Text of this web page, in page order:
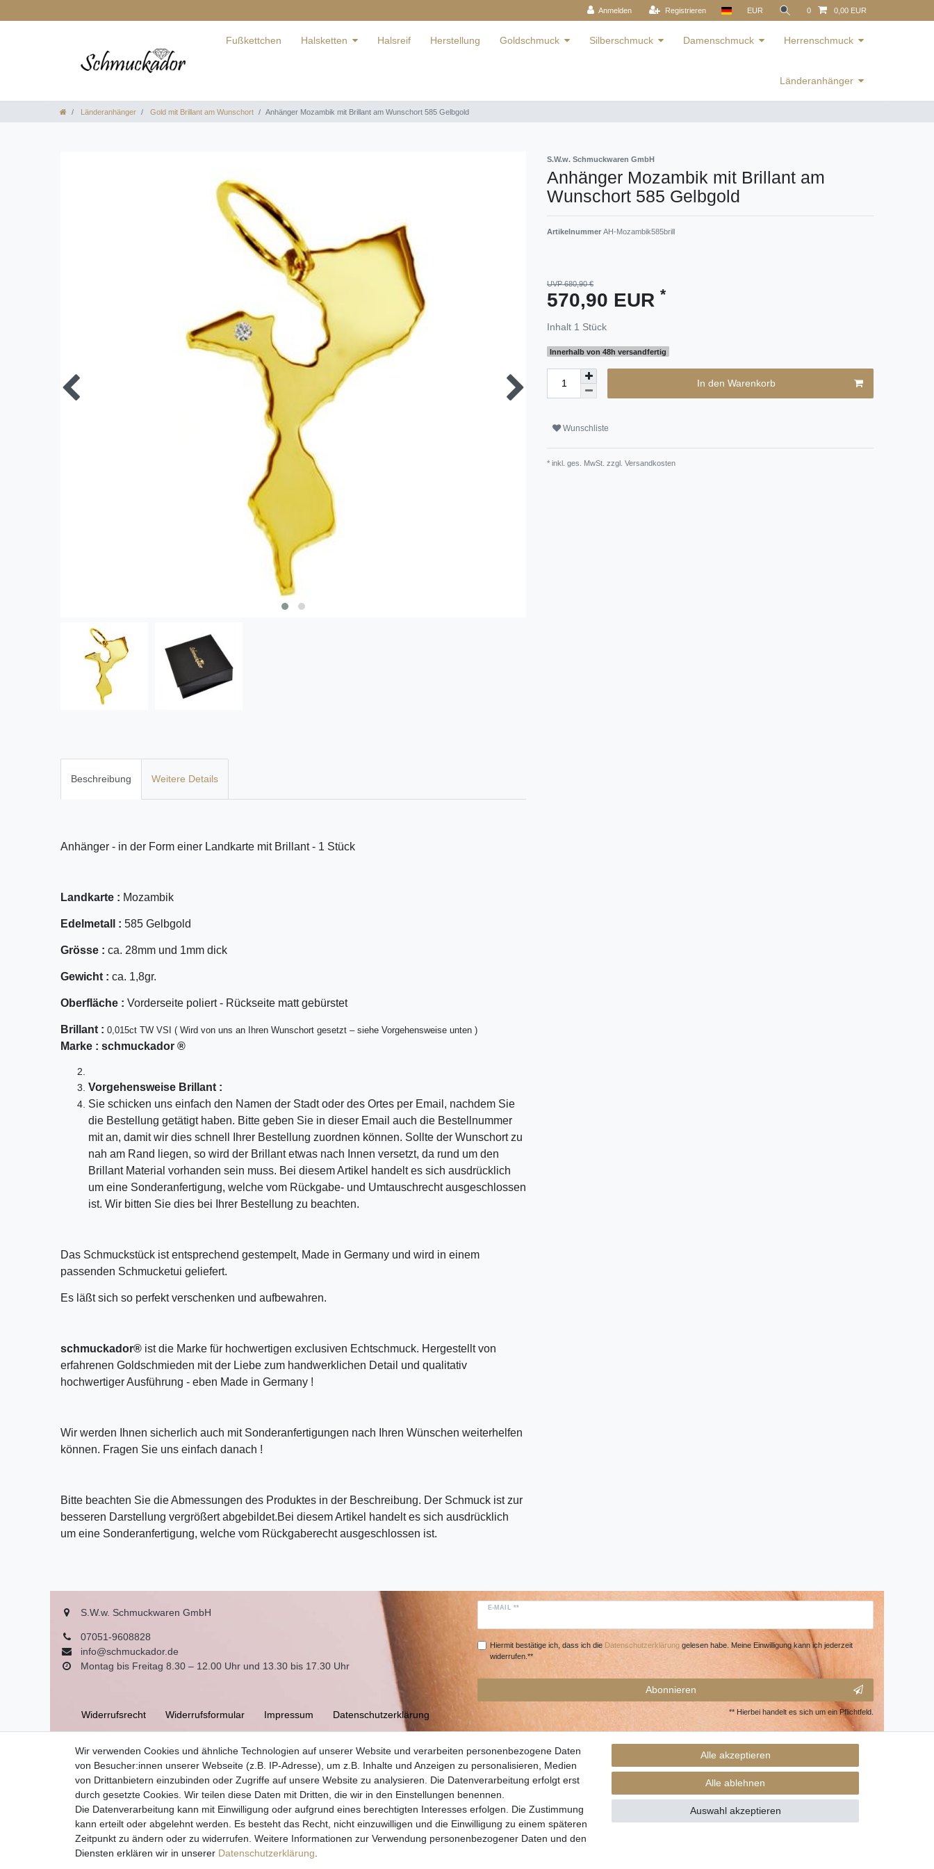
Anmelden Registrieren EUR 0 0,00 EUR
Fußkettchen Halsketten Halsreif Herstellung Goldschmuck Silberschmuck Damenschmuck Herrenschmuck
Länderanhänger
Länderanhänger Gold mit Brillant am Wunschort Anhänger Mozambik mit Brillant am Wunschort 585 Gelbgold
S.W.w. Schmuckwaren GmbH
Anhänger Mozambik mit Brillant am
Wunschort 585 Gelbgold
Artikelnummer AH-Mozambik585brill
UVP 680,90 €
570,90 EUR *
Inhalt 1 Stück
Innerhalb von 48h versandfertig
In den Warenkorb
Wunschliste
* inkl. ges. MwSt. zzgl. Versandkosten
Beschreibung Weitere Details
Anhänger - in der Form einer Landkarte mit Brillant - 1 Stück
Landkarte : Mozambik
Edelmetall : 585 Gelbgold
Grösse : ca. 28mm und 1mm dick
Gewicht : ca. 1,8gr.
Oberfläche : Vorderseite poliert - Rückseite matt gebürstet
Bril lant : 0,015ct TW VSI ( Wird von uns an Ihren Wunschort gesetzt – siehe Vorgehensweise unten )
Marke : schmuckador ®
Vorgehensweise Brillant :
Sie schicken uns einfach den Namen der Stadt oder des Ortes per Email, nachdem Sie
die Bestellung getätigt haben. Bitte geben Sie in dieser Email auch die Bestellnummer
mit an, damit wir dies schnell Ihrer Bestellung zuordnen können. Sollte der Wunschort zu
nah am Rand liegen, so wird der Brillant etwas nach Innen versetzt, da rund um den
Brillant Material vorhanden sein muss. Bei diesem Artikel handelt es sich ausdrücklich
um eine Sonderanfertigung, welche vom Rückgabe- und Umtauschrecht ausgeschlossen
ist. Wir bitten Sie dies bei Ihrer Bestellung zu beachten.
Das Schmuckstück ist entsprechend gestempelt, Made in Germany und wird in einem
passenden Schmucketui geliefert.
Es läßt sich so perfekt verschenken und aufbewahren.
schmuckador® ist die Marke für hochwertigen exclusiven Echtschmuck. Hergestellt von
erfahrenen Goldschmieden mit der Liebe zum handwerklichen Detail und qualitativ
hochwertiger Ausführung - eben Made in Germany !
Wir werden Ihnen sicherlich auch mit Sonderanfertigungen nach Ihren Wünschen weiterhelfen
können. Fragen Sie uns einfach danach !
Bitte beachten Sie die Abmessungen des Produktes in der Beschreibung. Der Schmuck ist zur
besseren Darstellung vergrößert abgebildet.Bei diesem Artikel handelt es sich ausdrücklich
um eine Sonderanfertigung, welche vom Rückgaberecht ausgeschlossen ist.
Wir verwenden Cookies und ähnliche Technologien auf unserer Website und verarbeiten personenbezogene Daten
von Besucher:innen unserer Webseite (z.B. IP-Adresse), um z.B. Inhalte und Anzeigen zu personalisieren, Medien
von Drittanbietern einzubinden oder Zugriffe auf unsere Website zu analysieren. Die Datenverarbeitung erfolgt erst
durch gesetzte Cookies. Wir teilen diese Daten mit Dritten, die wir in den Einstellungen benennen.
Die Datenverarbeitung kann mit Einwilligung oder aufgrund eines berechtigten Interesses erfolgen. Die Zustimmung
kann erteilt oder abgelehnt werden. Es besteht das Recht, nicht einzuwilligen und die Einwilligung zu einem späteren
Zeitpunkt zu ändern oder zu widerrufen. Weitere Informationen zur Verwendung personenbezogener Daten und den
Diensten erklären wir in unserer Daten­schutz­erklärung
Alle akzeptieren
Alle ablehnen
Auswahl akzeptieren
S.W.w. Schmuckwaren GmbH
07051-9608828
info@schmuckador.de
Montag bis Freitag 8.30 – 12.00 Uhr und 13.30 bis 17.30 Uhr
Widerrufs­recht Widerrufs­formular Impressum Daten­schutz­erklärung
E-MAIL **
Hiermit bestätige ich, dass ich die Daten­schutz­erklärunggelesen habe. Meine Einwilligung kann ich jederzeit
widerrufen.**
Abonnieren
** Hierbei handelt es sich um ein Pflichtfeld.
© Copyright 2026 | Alle Rechte vorbehalten.